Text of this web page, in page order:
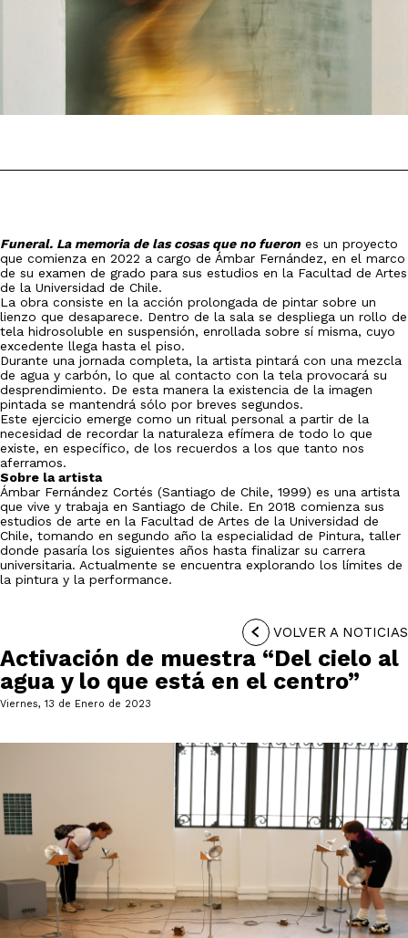
Funeral. La memoria de las cosas que no fueron es un proyecto
que comienza en 2022 a cargo de Ámbar Fernández, en el marco
de su examen de grado para sus estudios en la Facultad de Artes
de la Universidad de Chile.
La obra consiste en la acción prolongada de pintar sobre un
lienzo que desaparece. Dentro de la sala se despliega un rollo de
tela hidrosoluble en suspensión, enrollada sobre sí misma, cuyo
excedente llega hasta el piso.
Durante una jornada completa, la artista pintará con una mezcla
de agua y carbón, lo que al contacto con la tela provocará su
desprendimiento. De esta manera la existencia de la imagen
pintada se mantendrá sólo por breves segundos.
Este ejercicio emerge como un ritual personal a partir de la
necesidad de recordar la naturaleza efímera de todo lo que
existe, en específico, de los recuerdos a los que tanto nos
aferramos.
Sobre la artista
Ámbar Fernández Cortés (Santiago de Chile, 1999) es una artista
que vive y trabaja en Santiago de Chile. En 2018 comienza sus
estudios de arte en la Facultad de Artes de la Universidad de
Chile, tomando en segundo año la especialidad de Pintura, taller
donde pasaría los siguientes años hasta finalizar su carrera
universitaria. Actualmente se encuentra explorando los límites de
la pintura y la performance.
VOLVER A NOTICIAS
Activación de muestra “Del cielo al
agua y lo que está en el centro”
Viernes, 13 de Enero de 2023